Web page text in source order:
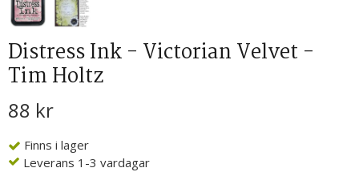
Distress Ink - Victorian Velvet -
Tim Holtz
88 kr
Finns i lager
Leverans 1-3 vardagar